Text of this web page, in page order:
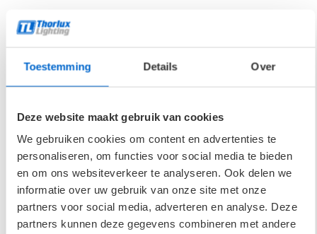
Toestemming Details Over
Deze website maakt gebruik van cookies
We gebruiken cookies om content en advertenties te
personaliseren, om functies voor social media te bieden
en om ons websiteverkeer te analyseren. Ook delen we
informatie over uw gebruik van onze site met onze
partners voor social media, adverteren en analyse. Deze
partners kunnen deze gegevens combineren met andere
Flexibele controle en onderhoud
verlichting eenvoudig, detecteer je storingen snel en plan je
onderhoud efficiënt. Dat zorgt voor continu goede verlichting
Energiebesparing en lagere
operationele kosten
Doordat lampen alleen branden wanneer dat nodig is en
energie-efficiënte led verlichting wordt gebruikt, dalen
energiekosten aanzienlijk. Ook beheer en onderhoud vereisen